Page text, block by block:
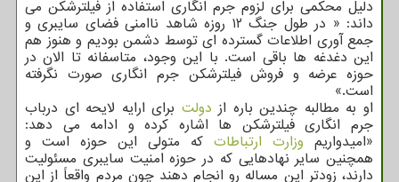
دلیل محکمی برای لزوم جرم انگاری استفاده از فیلترشکن می
داند: « در طول جنگ ۱۲ روزه شاهد ناامنی فضای سایبری و
جمع آوری اطلاعات گسترده ای توسط دشمن بودیم و هنوز هم
این دغدغه ها باقی است. با این وجود، متاسفانه تا الان در
حوزه عرضه و فروش فیلترشکن جرم انگاری صورت نگرفته
است.»
او به مطالبه چندین باره از دولت برای ارایه لایحه ای درباب
جرم انگاری فیلترشکن ها اشاره کرده و ادامه می دهد:
«امیدواریم وزارت ارتباطات که متولی این حوزه است و
همچنین سایر نهادهایی که در حوزه امنیت سایبری مسئولیت
دارند، زودتر این مساله رو انجام دهند چون مردم واقعاً از این